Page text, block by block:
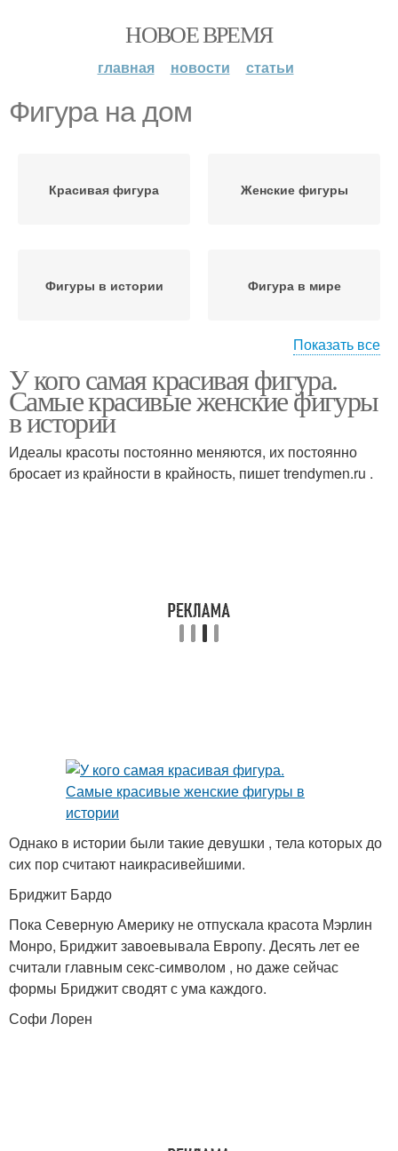
НОВОЕ ВРЕМЯ
главная новости статьи
Фигура на дом
Красивая фигура Женские фигуры
Фигуры в истории Фигура в мире
Фигура в россии Спортивная фигура
Фигура из блэкпинк
Показать все
У кого самая красивая фигура.
Самые красивые женские фигуры
в истории
Идеалы красоты постоянно меняются, их постоянно
бросает из крайности в крайность, пишет trendymen.ru .
Однако в истории были такие девушки , тела которых до
сих пор считают наикрасивейшими.
Бриджит Бардо
Пока Северную Америку не отпускала красота Мэрлин
Монро, Бриджит завоевывала Европу. Десять лет ее
считали главным секс-символом , но даже сейчас
формы Бриджит сводят с ума каждого.
Софи Лорен